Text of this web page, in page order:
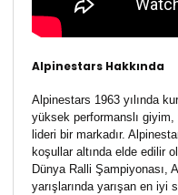
Alpinestars Hakkında
Alpinestars 1963 yılında
yüksek performanslı
lideri bir markadır.
koşullar altında elde edilir
Dünya Ralli Şampiyonası,
yarışlarında yarışan en